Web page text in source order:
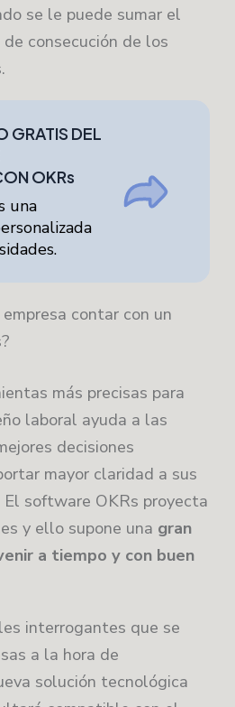
se le puede sumar el
consecución de los
GRATIS DEL
OKRs
una
contar con un
más precisas para
laboral ayuda a las
decisiones
mayor claridad a sus
El software OKRs proyecta
y ello supone una gran
a tiempo y con buen
interrogantes que se
a la hora de
solución tecnológica